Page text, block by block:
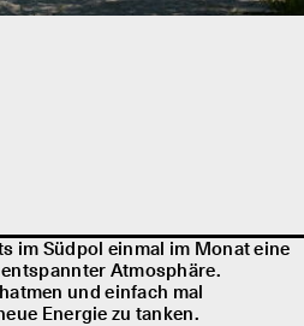
im Südpol einmal im Monat eine
Atmosphäre.
und einfach mal
Energie zu tanken.